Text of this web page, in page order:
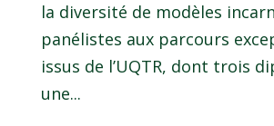
la diversité de modèles
panélistes aux parcours
issus de l’UQTR, dont trois
une...